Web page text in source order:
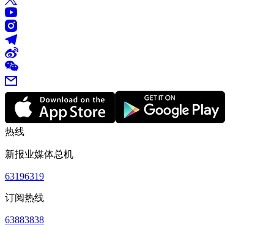
热线
新报业媒体总机
63196319
订阅热线
63883838